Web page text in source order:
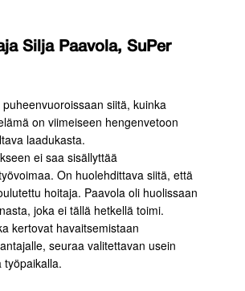
Silja Paavola, SuPer
siitä, kuinka
on viimeiseen hengenvetoon
laadukasta.
ei saa sisällyttää
On huolehdittava siitä, että
hoitaja. Paavola oli huolissaan
joka ei tällä hetkellä toimi.
kertovat havaitsemistaan
seuraa valitettavan usein
työpaikalla.